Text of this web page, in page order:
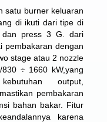
satu burner keluaran
di ikuti dari tipe di
dan press 3 G. dari
pembakaran dengan
stage atau 2 nozzle
÷ 1660 kW,yang
output,
pembakaran
bahan bakar. Fitur
karena